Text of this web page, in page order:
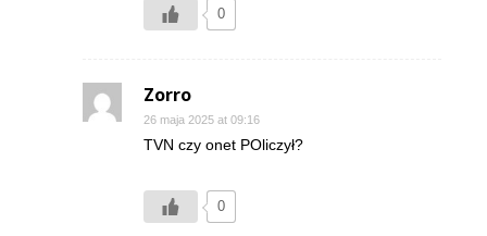
0
Zorro
26 maja 2025 at 09:16
TVN czy onet POliczył?
0